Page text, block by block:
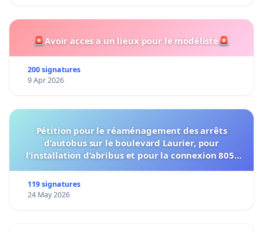
🚨Avoir acces a un lieux pour le modéliste🚨
200 signatures
9 Apr 2026
Pétition pour le réaménagement des arrêts
d’autobus sur le boulevard Laurier, pour
l’installation d’abribus et pour la connexion 805-
119 signatures
24 May 2026